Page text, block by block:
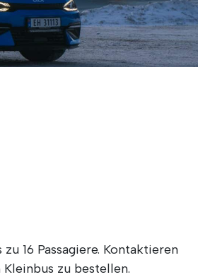
16 Passagiere. Kontaktieren
zu bestellen.